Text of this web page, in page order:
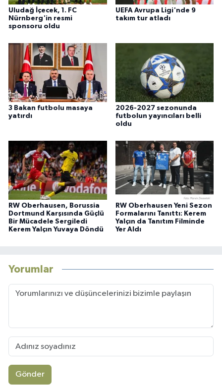
Uludağ İçecek, 1. FC
Nürnberg'in resmi
sponsoru oldu
UEFA Avrupa Ligi'nde 9
takım tur atladı
3 Bakan futbolu masaya
yatırdı
2026-2027 sezonunda
futbolun yayıncıları belli
oldu
RW Oberhausen, Borussia
Dortmund Karşısında Güçlü
Bir Mücadele Sergiledi
Kerem Yalçın Yuvaya Döndü
RW Oberhausen Yeni Sezon
Formalarını Tanıttı: Kerem
Yalçın da Tanıtım Filminde
Yer Aldı
Yorumlar
Gönder